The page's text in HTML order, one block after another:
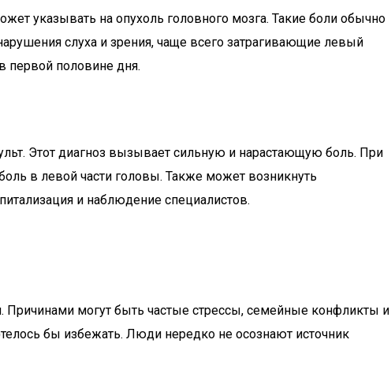
указывать на опухоль головного мозга. Такие боли обычно
слуха и зрения, чаще всего затрагивающие левый
первой половине дня.
Этот диагноз вызывает сильную и нарастающую боль. При
в левой части головы. Также может возникнуть
и наблюдение специалистов.
Причинами могут быть частые стрессы, семейные конфликты и
бы избежать. Люди нередко не осознают источник